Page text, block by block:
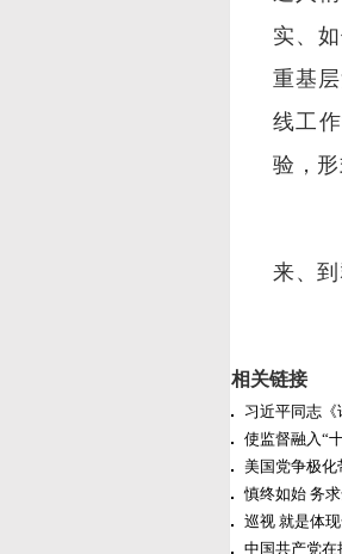
实、
重基
线工
验，
来、
相关链接
习近平同志
使监督融入“
美国党争极化
慎终如始 务
巡视 就是体
中国共产党在